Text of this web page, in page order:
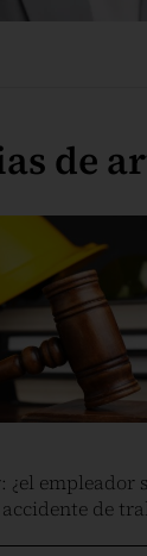
de
¿el empleador
de